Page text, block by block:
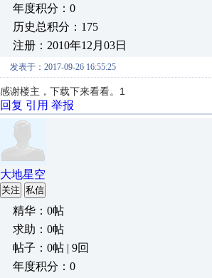
年度积分：0
历史总积分：175
注册：2010年12月03日
发表于：2017-09-26 16:55:25
感谢楼主，下载下来看看。1
回复 引用 举报
大地星空
关注 私信
精华：0帖
求助：0帖
帖子：0帖 | 9回
年度积分：0